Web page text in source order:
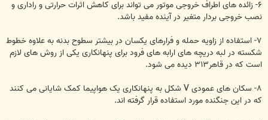
۶- زائده های اطراف خروجی موتور می تواند برای کاهش اثرات حرارتی و راداری و
نصب خروجی بردار متغیر در آینده مفید باشد.
۷- استفاده از زاویه حمله و فرارهای یکسان در بیشتر سطوح بدنه به علاوه خطوط
شکسته در لبه دریچه های ارابه های فرود برای پنهانکاری یکی از روش های لازم
است که در قاهر۳۱۳ دیده می شود.
۸- سکان های عمودی V شکل به پنهانکاری یک هواپیما کمک شایانی می کنند
که در این جنگنده مورد استفاده قرار گرفته اند.